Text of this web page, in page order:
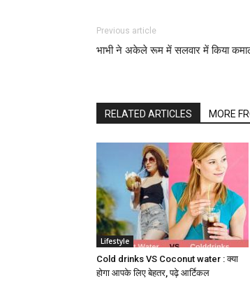
Previous article
भाभी ने अकेले रूम में सलवार में किया
RELATED ARTICLES MORE
Lifestyle
Cold drinks VS Coconut water : क्या
होगा आपके लिए बेहतर, पढ़े आर्टिकल